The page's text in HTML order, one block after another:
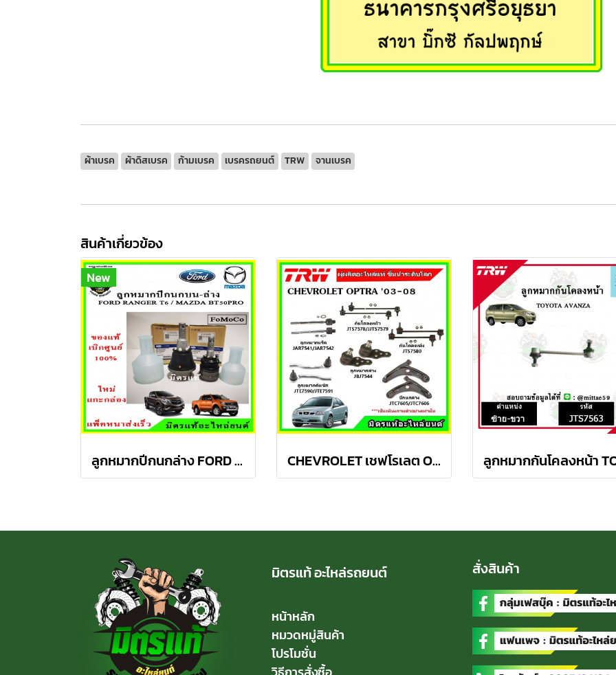
ผ้าเบรค ผ้าดิสเบรค ก้ามเบรค เบรครถยนต์ TRW จานเบรค
สินค้าเกี่ยวข้อง
New
ลูกหมากปีกนกล่าง FORD Ranger T6 / MAZDA BT50 PRO 2WD , 4WD CHEVROLET เชฟโรเลต OPTRA ปี 03-08 ชุดช่วงล่าง TRW
มิตรแท้ อะไหล่รถยนต์
หน้าหลัก
หมวดหมู่สินค้า
โปรโมชั่น
สั่งสินค้า